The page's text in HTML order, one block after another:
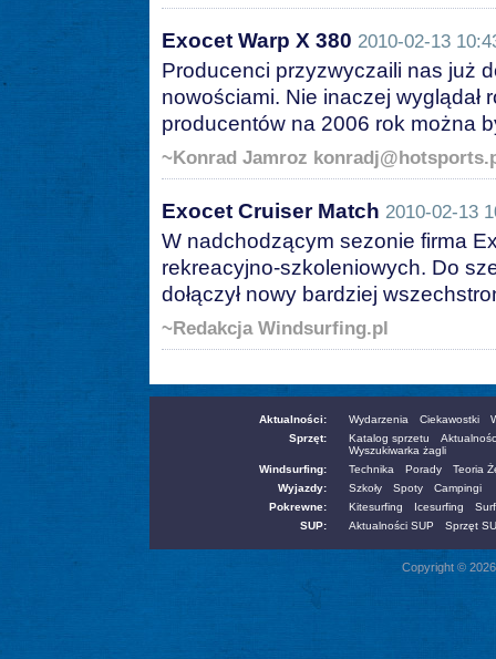
Exocet Warp X 380 2010-02-13
Producenci przyzwyczaili nas już
nowościami. Nie inaczej wyglądał
producentów na 2006 rok można
~Konrad Jamroz
Exocet Cruiser Match 2010-02-13
W nadchodzącym sezonie firma
rekreacyjno-szkoleniowych. Do
dołączył nowy bardziej
~Redakcja Windsurfing.pl
Aktualności: Wydarzenia Ciekawostki
Sprzęt:
Katalog sprzetu
Wyszukiwarka żagli
Windsurfing:
Technika Porady
Teoria
Wyjazdy:
Szkoły Spoty
Campingi
Pokrewne:
Kitesurfing Icesurfing
SUP:
Aktualności SUP Sprzęt
Copyright ©